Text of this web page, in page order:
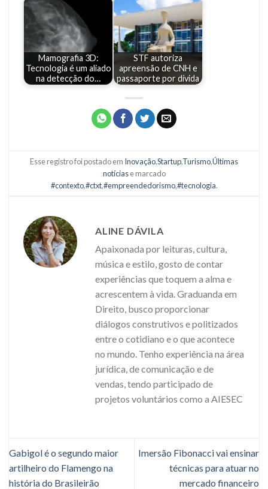
Mamografia 3D:
Tecnologia é um aliado
na detecção do…
STF autoriza
apreensão de CNH e
passaporte por dívida
Esse registro foi postado em Inovação,Startup,Turismo,Últimas
notíciase marcado
#contexto,#ctxt,#empreendedorismo,#tecnologia.
ALINE DÁVILA
Apaixonada por leituras, cultura,
música e estilo, gosto de contar
experiências que toquem a alma e
acrescentem à vida. Graduanda em
Direito, busco proporcionar
diálogos construtivos e politizados
entre o cotidiano e o que acontece
no mundo. Tenho experiência na área
jurídica, de comunicação e de
vendas, tendo participado de
projetos voluntários como a AIESEC
Gabigol é o segundo maior
artilheiro do Flamengo na
história do Brasileirão
Imersão Fibonacci vai ensinar
técnicas para atuar no
mercado financeiro